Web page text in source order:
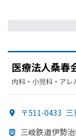
医療法人桑春
内科・​小児科・​アレ
〒511-0433 三
三岐鉄道伊勢